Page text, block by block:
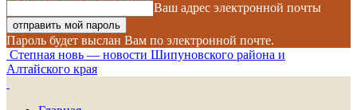
Ваш адрес электронной почты
Пароль будет выслан Вам по электронной почте.
Степная новь — новости Шипуновского района и
Алтайского края